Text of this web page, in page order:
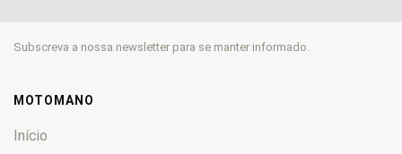
NA 0
Rally 0
Subscreva a nossa newsletter para se manter informado.
MOTOMANO
Início